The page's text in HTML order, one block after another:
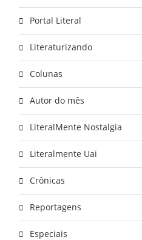
Portal Literal
Literaturizando
Colunas
Autor do mês
LiteralMente Nostalgia
Literalmente Uai
Crônicas
Reportagens
Especiais